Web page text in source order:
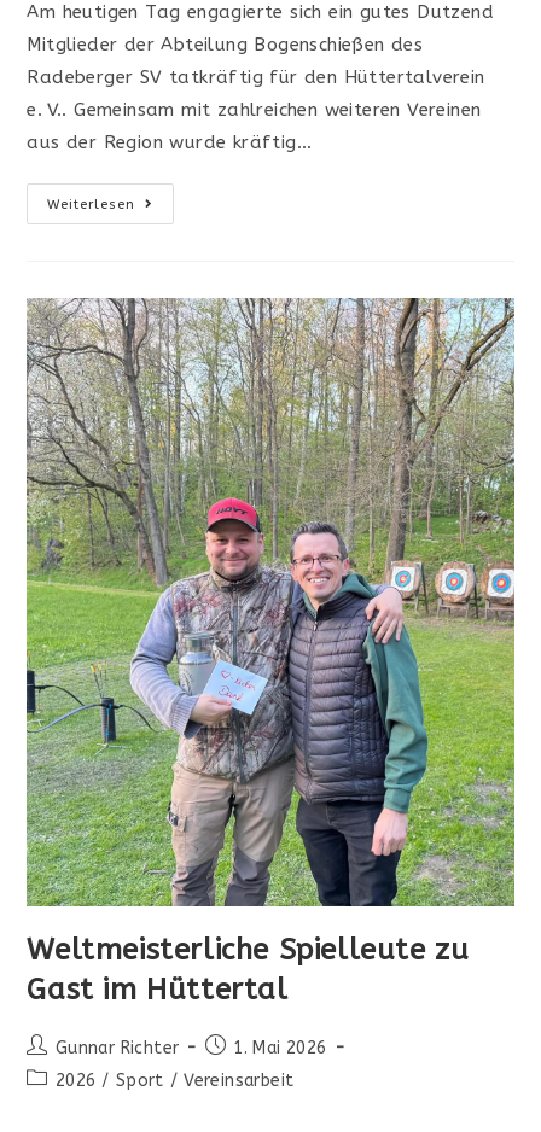
Am heutigen Tag engagierte sich ein gutes Dutzend
Mitglieder der Abteilung Bogenschießen des
Radeberger SV tatkräftig für den Hüttertalverein
e. V.. Gemeinsam mit zahlreichen weiteren Vereinen
aus der Region wurde kräftig…
Weiterlesen
RSV-
Bogenschützen
Weltmeisterliche Spielleute zu
Gast im Hüttertal
Beitrags-
Autor:
Gunnar Richter
Beitrag
veröffentlicht:
1. Mai 2026
Beitrags-
2026 / Sport / Vereinsarbeit